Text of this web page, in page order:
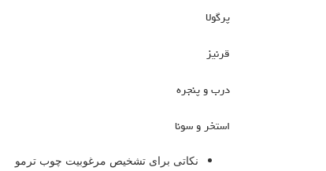
پرگولا
قرنیز
درب و پنجره
استخر و سونا
نکاتی برای تشخیص مرغوبیت چوب ترمو